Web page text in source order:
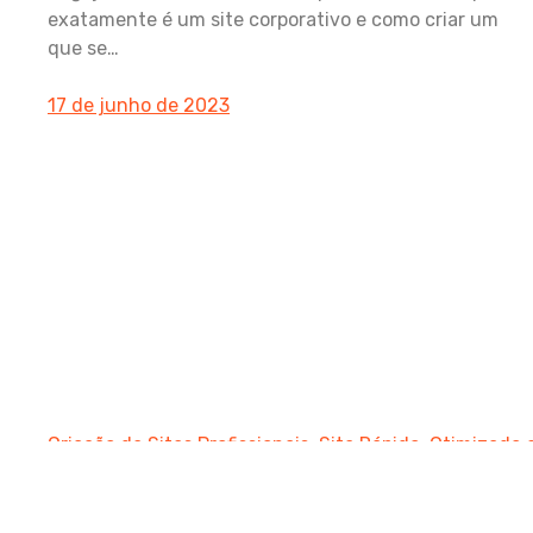
exatamente é um site corporativo e como criar um
que se…
17 de junho de 2023
Criação de Sites Profissionais: Site Rápido, Otimizado